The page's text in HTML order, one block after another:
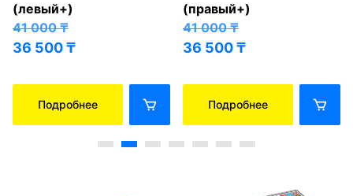
(левый+)
41 000₸
36 500₸
Подробнее
(правый+)
41 000₸
36 500₸
Подробнее